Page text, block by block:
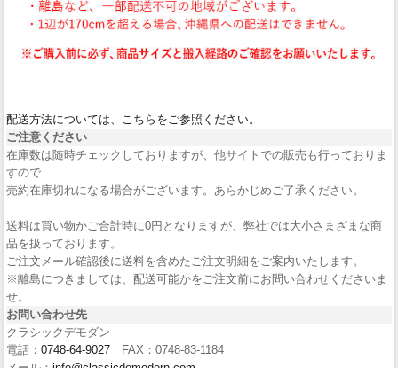
配送方法については、こちらをご参照ください。
ご注意ください
在庫数は随時チェックしておりますが、他サイトでの販売も行っておりま
すので
売約在庫切れになる場合がございます。あらかじめご了承ください。
送料は買い物かご合計時に0円となりますが、弊社では大小さまざまな商
品を扱っております。
ご注文メール確認後に送料を含めたご注文明細をご案内いたします。
※離島につきましては、配送可能かをご注文前にお問い合わせくださいま
せ。
お問い合わせ先
クラシックデモダン
電話： 0748-64-9027 FAX：0748-83-1184